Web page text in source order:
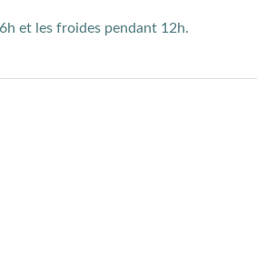
et les froides pendant 12h.